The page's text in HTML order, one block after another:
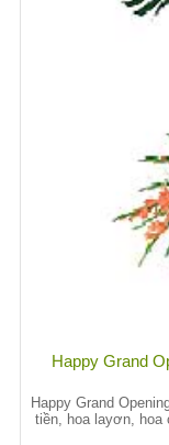
Happy Grand
Happy Grand
tiền, hoa layơn, hoa